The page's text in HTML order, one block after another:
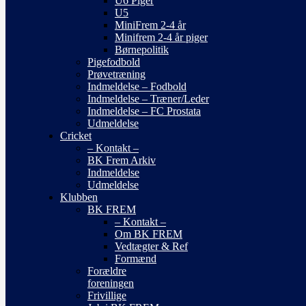
U5
MiniFrem 2-4 år
Minifrem 2-4 år piger
Børnepolitik
Pigefodbold
Prøvetræning
Indmeldelse – Fodbold
Indmeldelse – Træner/Leder
Indmeldelse – FC Prostata
Udmeldelse
Cricket
– Kontakt –
BK Frem Arkiv
Indmeldelse
Udmeldelse
Klubben
BK FREM
– Kontakt –
Om BK FREM
Vedtægter & Ref
Formænd
Forældre
foreningen
Frivillige